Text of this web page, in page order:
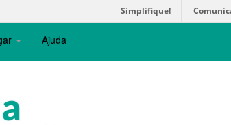
Simplifique!
Ajuda